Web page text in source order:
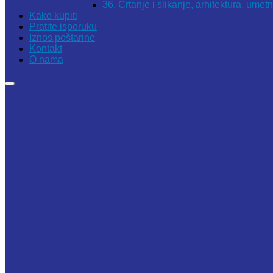
36. Crtanje i slikanje, arhitektura,
Kako kupiti
Pratite isporuku
Iznos poštarine
Kontakt
O nama